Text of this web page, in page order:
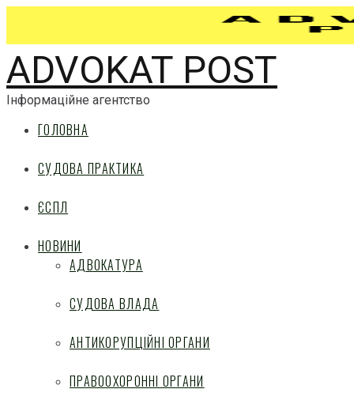
ADVOKAT POST
Інформаційне агентство
ГОЛОВНА
СУДОВА ПРАКТИКА
ЄСПЛ
НОВИНИ
АДВОКАТУРА
СУДОВА ВЛАДА
АНТИКОРУПЦІЙНІ ОРГАНИ
ПРАВООХОРОННІ ОРГАНИ